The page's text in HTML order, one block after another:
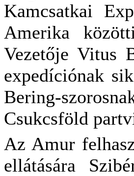
Kamcsatkai
Amerika
Vezetője Vitus
expedíciónak
Bering-
Csukcsföld
Az Amur
ellátására